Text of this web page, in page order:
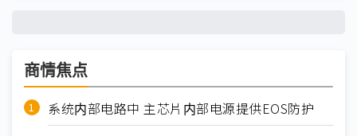
商情焦点
系统内部电路中 主芯片内部电源提供EOS防护